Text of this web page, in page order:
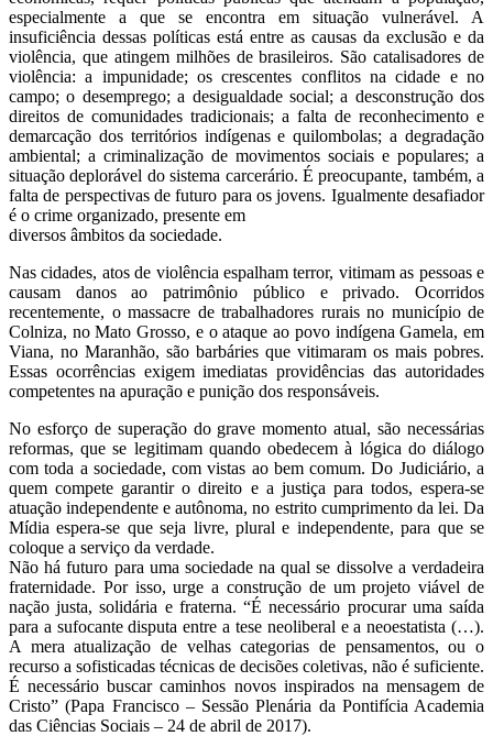
especialmente a que se encontra em situação vulnerável. A
insuficiência dessas políticas está entre as causas da exclusão e da
violência, que atingem milhões de brasileiros. São catalisadores de
violência: a impunidade; os crescentes conflitos na cidade e no
campo; o desemprego; a desigualdade social; a desconstrução dos
direitos de comunidades tradicionais; a falta de reconhecimento e
demarcação dos territórios indígenas e quilombolas; a degradação
ambiental; a criminalização de movimentos sociais e populares; a
situação deplorável do sistema carcerário. É preocupante, também, a
falta de perspectivas de futuro para os jovens. Igualmente desafiador
é o crime organizado, presente em
diversos âmbitos da sociedade.
Nas cidades, atos de violência espalham terror, vitimam as pessoas e
causam danos ao patrimônio público e privado. Ocorridos
recentemente, o massacre de trabalhadores rurais no município de
Colniza, no Mato Grosso, e o ataque ao povo indígena Gamela, em
Viana, no Maranhão, são barbáries que vitimaram os mais pobres.
Essas ocorrências exigem imediatas providências das autoridades
competentes na apuração e punição dos responsáveis.
No esforço de superação do grave momento atual, são necessárias
reformas, que se legitimam quando obedecem à lógica do diálogo
com toda a sociedade, com vistas ao bem comum. Do Judiciário, a
quem compete garantir o direito e a justiça para todos, espera-se
atuação independente e autônoma, no estrito cumprimento da lei. Da
Mídia espera-se que seja livre, plural e independente, para que se
coloque a serviço da verdade.
Não há futuro para uma sociedade na qual se dissolve a verdadeira
fraternidade. Por isso, urge a construção de um projeto viável de
nação justa, solidária e fraterna. “É necessário procurar uma saída
para a sufocante disputa entre a tese neoliberal e a neoestatista (…).
A mera atualização de velhas categorias de pensamentos, ou o
recurso a sofisticadas técnicas de decisões coletivas, não é suficiente.
É necessário buscar caminhos novos inspirados na mensagem de
Cristo” (Papa Francisco – Sessão Plenária da Pontifícia Academia
das Ciências Sociais – 24 de abril de 2017).